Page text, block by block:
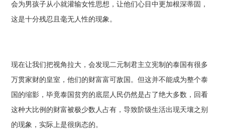
会为男孩子从小就灌输女性思想，让他们心目中更加根深蒂固，
这是十分残忍且毫无人性的现象。
现在让我们把视角拉大，会发现二元制君主立宪制的泰国有很多
万贯家财的皇室，他们的财富富可敌国。但这并不能成为整个泰
国的缩影，毕竟泰国贫穷的底层人民仍然是占了绝大多数，回看
这种大比例的财富被极少数人占有，导致阶级生活出现天壤之别
的现象，实际上是很病态的。